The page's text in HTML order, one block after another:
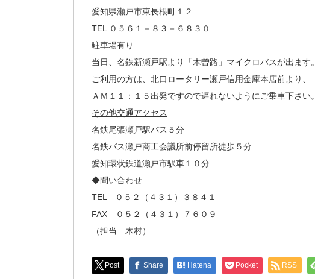
愛知県瀬戸市東長根町１２
TEL ０５６１－８３－６８３０
駐車場有り
当日、名鉄新瀬戸駅より「木曽路」マイクロバスが出ます。
ご利用の方は、北口ロータリー瀬戸信用金庫本店前より、
ＡＭ１１：１５出発ですので遅れないようにご乗車下さい。
その他交通アクセス
名鉄尾張瀬戸駅バス５分
名鉄バス瀬戸商工会議所前停留所徒歩５分
愛知環状鉄道瀬戸市駅車１０分
◆問い合わせ
TEL ０５２（４３１）３８４１
FAX ０５２（４３１）７６０９
（担当 木村）
Post Share Hatena Pocket RSS